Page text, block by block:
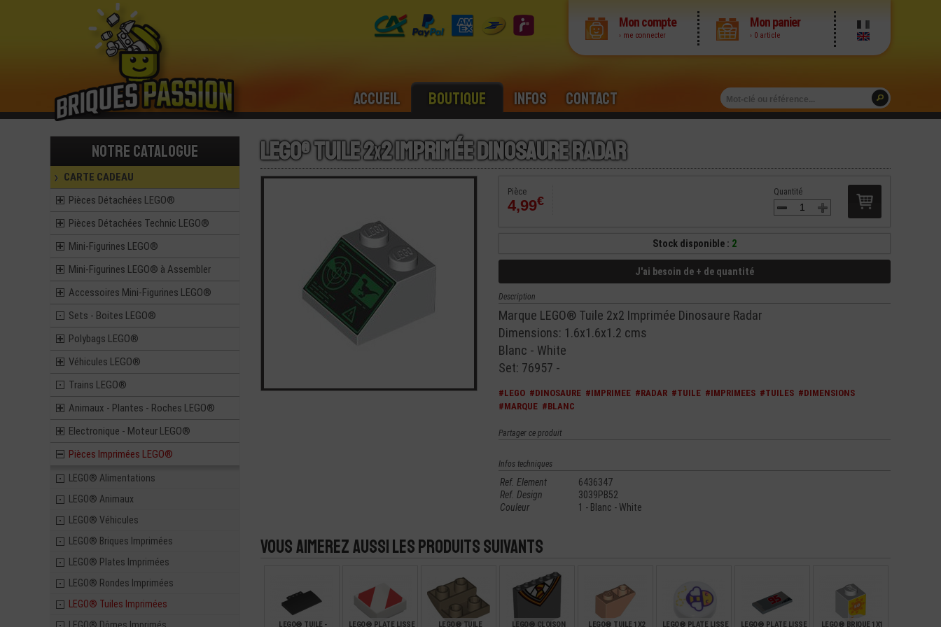
Mon compte
› me connecter
Mon panier
› 0 article
Accueil Boutique Infos Contact
Notre catalogue
CARTE CADEAU
Pièces Détachées LEGO®
Pièces Détachées Technic LEGO®
Mini-Figurines LEGO®
Mini-Figurines LEGO® à Assembler
Accessoires Mini-Figurines LEGO®
Sets - Boites LEGO®
Polybags LEGO®
Véhicules LEGO®
Trains LEGO®
Animaux - Plantes - Roches LEGO®
Electronique - Moteur LEGO®
Pièces Imprimées LEGO®
LEGO® Alimentations
LEGO® Animaux
LEGO® Véhicules
LEGO® Briques Imprimées
LEGO® Plates Imprimées
LEGO® Rondes Imprimées
LEGO® Tuiles Imprimées
LEGO® Tuile 2x2 Imprimée Dinosaure Radar
Pièce
4,99€
Quantité
Stock disponible : 2
J'ai besoin de + de quantité
Description
Marque LEGO® Tuile 2x2 Imprimée Dinosaure Radar
Dimensions: 1.6x1.6x1.2 cms
Blanc - White
Set: 76957 -
#LEGO #DINOSAURE #IMPRIMEE #RADAR #TUILE #IMPRIMEES #TUILES #DIMENSIONS
#MARQUE #BLANC
Partager ce produit
Infos techniques
Ref. Element
6436347
Ref. Design
3039PB52
Couleur
1 - Blanc - White
Vous aimerez aussi les produits suivants
LEGO® TUILE -
LEGO® PLATE LISSE
LEGO® TUILE
LEGO® CLOISON
LEGO® TUILE 1X2
LEGO® PLATE LISSE
LEGO® PLATE LISSE
LEGO® BRIQUE 1X1